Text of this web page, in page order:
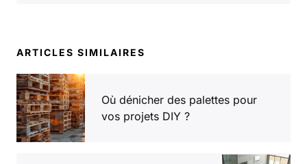
ARTICLES SIMILAIRES
Où dénicher des palettes pour
vos projets DIY ?